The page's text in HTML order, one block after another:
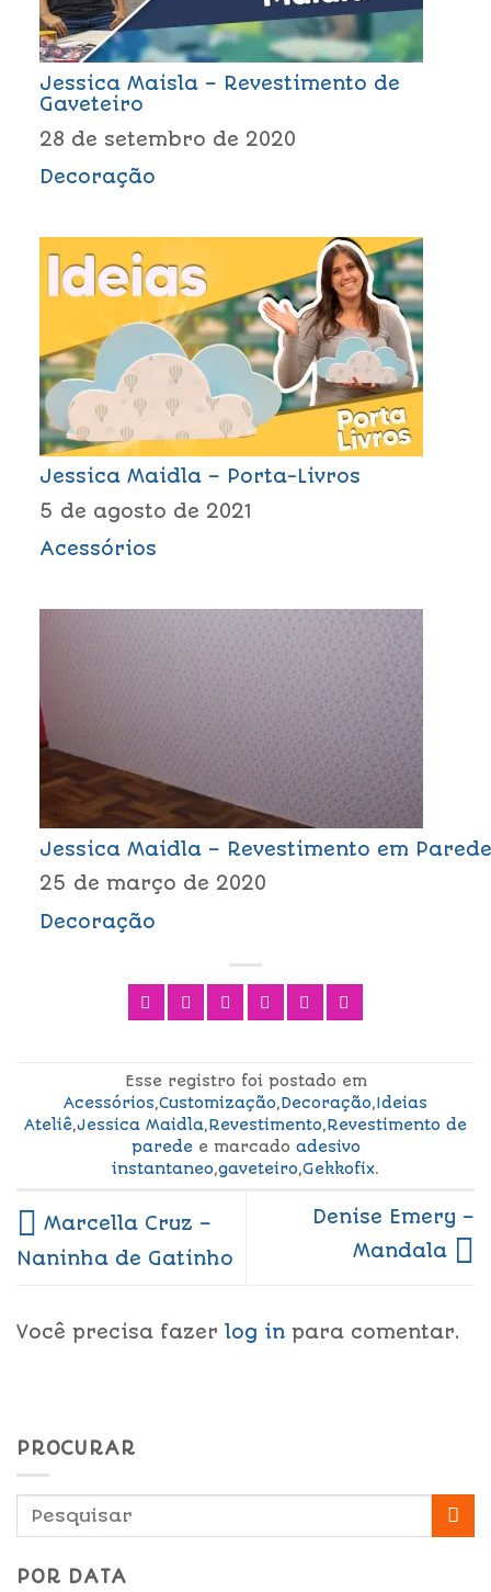
Jessica Maisla – Revestimento de
Gaveteiro
28 de setembro de 2020
Decoração
Jessica Maidla – Porta-Livros
5 de agosto de 2021
Acessórios
Jessica Maidla – Revestimento em Parede
25 de março de 2020
Decoração
Esse registro foi postado em
Acessórios,Customização,Decoração,Ideias
Ateliê,Jessica Maidla,Revestimento,Revestimento de
paredee marcado adesivo
instantaneo,gaveteiro,Gekkofix.
Marcella Cruz –
Naninha de Gatinho
Denise Emery –
Mandala
Você precisa fazer log in para comentar.
PROCURAR
POR DATA